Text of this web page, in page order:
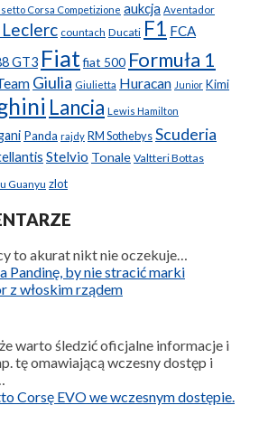
Corsa Competizione aukcja Aventador
countach Ducati F1 FCA
GT3 Fiatfiat 500 Formuła 1
Giulia Giulietta Huracan Junior Kimi
Lancia Lewis Hamilton
Panda rajdy RM SothebysScuderia
Stelvio Tonale Valtteri Bottas
Guanyu zlot
to akurat nikt nie oczekuje…
Pandinę, by nie stracić marki
z włoskim rządem
warto śledzić oficjalne informacje i
tę omawiającą wczesny dostęp i
Corsę EVO we wczesnym dostępie.